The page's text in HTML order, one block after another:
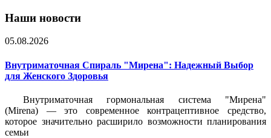
Наши новости
05.08.2026
Внутриматочная Спираль "Мирена": Надежный Выбор
для Женского Здоровья
Внутриматочная гормональная система "Мирена"
(Mirena) — это современное контрацептивное средство,
которое значительно расширило возможности планирования
семьи